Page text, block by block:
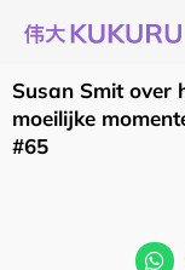
naar
de
inhoud
Susan Smit over
moeilijke
#65